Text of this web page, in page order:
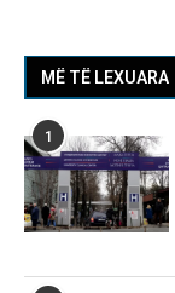
MË TË LEXUARA
1